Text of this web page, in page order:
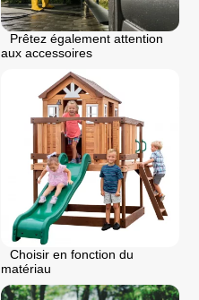
Prêtez également attention
aux accessoires
Choisir en fonction du
matériau